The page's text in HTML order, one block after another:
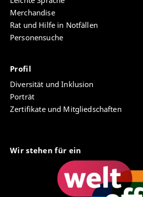
Merchandise
Rat und Hilfe in Notfällen
Personensuche
Profil
Diversität und Inklusion
Porträt
Zertifikate und Mitgliedschaften
Wir stehen für ein